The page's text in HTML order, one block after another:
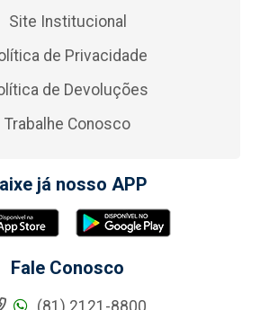
Site Institucional
de Privacidade
de Devoluções
Trabalhe Conosco
já nosso APP
Fale Conosco
(81) 2121-8800